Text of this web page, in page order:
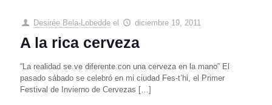
Desirée Bela-Lobedde el diciembre 19, 2011
A la rica cerveza
“La realidad se ve diferente con una cerveza en la mano” El
pasado sábado se celebró en mi ciudad Fes-t’hi, el Primer
Festival de Invierno de Cervezas […]